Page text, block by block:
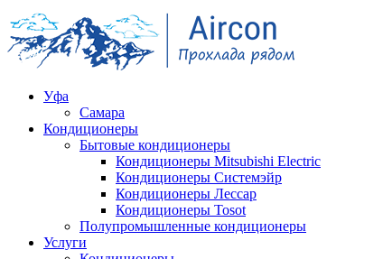
Уфа
Самара
Кондиционеры
Бытовые кондиционеры
Кондиционеры Mitsubishi Electric
Кондиционеры Системэйр
Кондиционеры Лессар
Кондиционеры Tosot
Полупромышленные кондиционеры
Услуги